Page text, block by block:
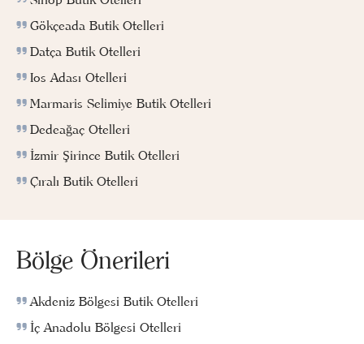
Gökçeada Butik Otelleri
Datça Butik Otelleri
Ios Adası Otelleri
Marmaris Selimiye Butik Otelleri
Dedeağaç Otelleri
İzmir Şirince Butik Otelleri
Çıralı Butik Otelleri
Bölge Önerileri
Akdeniz Bölgesi Butik Otelleri
İç Anadolu Bölgesi Otelleri